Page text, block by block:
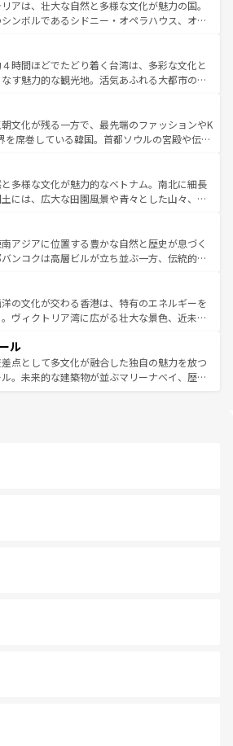
旅行者はアメリカの各地域で異なる魅力を楽
その多様性と豊かな歴史を感じることができ
のスタイルだ。 なお、新着のアメリカ
テンツ一覧を参照してほしい。
な自然を求めるならマウイ島やカウアイ島が
メラルドグリーンに輝く海をはじめ、豊かな
しの心で訪れる人々を迎えてくれるハワイの
いローカルフードやハワイアンミュージッ
フラダンスなど、すべてがハワイの魅力を彩
てほしい。 なお、新着のハワイ情報
一覧を参照してほしい。
アは、壮大な自然と多様な文化が魅力の国。
ンボルであるシドニー・オペラハウス、オー
大陸中央部にそびえるウルル（エアーズロッ
ニアの美しい原生林やケアンズの熱帯雨林な
がたくさん。また、カフェやワイン、オージ
ィビティも充実しており、サーフィンやダイ
キングなど、アウトドア好きにはたまらな
ラリアの多彩な魅力を存分に味わいつくそ
い。
時間ほどでたどり着く台湾は、多彩な文化と
す魅力的な観光地。活気あふれる大都市の台
な山岳地帯である台湾東部など、都市の喧騒
さが共存しており、訪れる人に新しい発見と
してくれる。また、奥深い台湾の食文化も魅
評判のスイーツなど、バラエティ豊かな料理
が味わえる。 なお、新着の台湾情報は コンテンツ一覧を参
。
文化が残る一方で、最先端のファッションやK
を席巻している韓国。首都ソウルの宮殿や伝統
を延ばせば四季折々の自然美を楽しむことが
て、キムチや焼肉、絶品のストリートフード
まな韓国料理が待っている。夜には、韓国な
れながら、韓国の多彩な魅力を心ゆくまで味
わってみてほしい。 なお、新着の韓国情報はコンテンツ一
ほしい。
多様な文化が魅力的なベトナム。南北に細長
には、広大な田園風景や青々とした山々、世
共に伝統が息づく。ハノイの古い町並みやホ
フランス統治時代の建物も、独特の雰囲気を
る。また、バラエティの豊かさとおいしさで
やバインミー、ベトナムコーヒーなどは、ぜ
いたい。どの地域を訪れてもあたたかい人々
えてくれるので、きっと忘れられない旅にな
い。
アジアに位置する豊かな自然と歴史が息づく
ンコクは高層ビルが立ち並ぶ一方、伝統的な
している。北部ではチェンマイなどの山岳地
れ合い、南部ではプーケットやクラビの美し
ゾート気分を楽しむことができる。タイ料理
は一年中温暖で、どの季節にも異なる楽しみ
。親しみやすいタイの人々、仏教を中心とし
て多様な観光資源が、訪れる旅人を魅了し続
の文化が交わる香港は、特有のエネルギーを
ヴィクトリア湾に広がる壮大な景色、近未来
れても感動するはず。観光スポットが密集し
よく見どころを回れるのも魅力。息をのむよ
文化的な体験まで、香港を存分に楽しみ尽く
ル
点として多文化が融合した独自の魅力を放つ
。未来的な建築物が並ぶマリーナベイ、歴史
ズは地元の風情を楽しめる外せないスポット